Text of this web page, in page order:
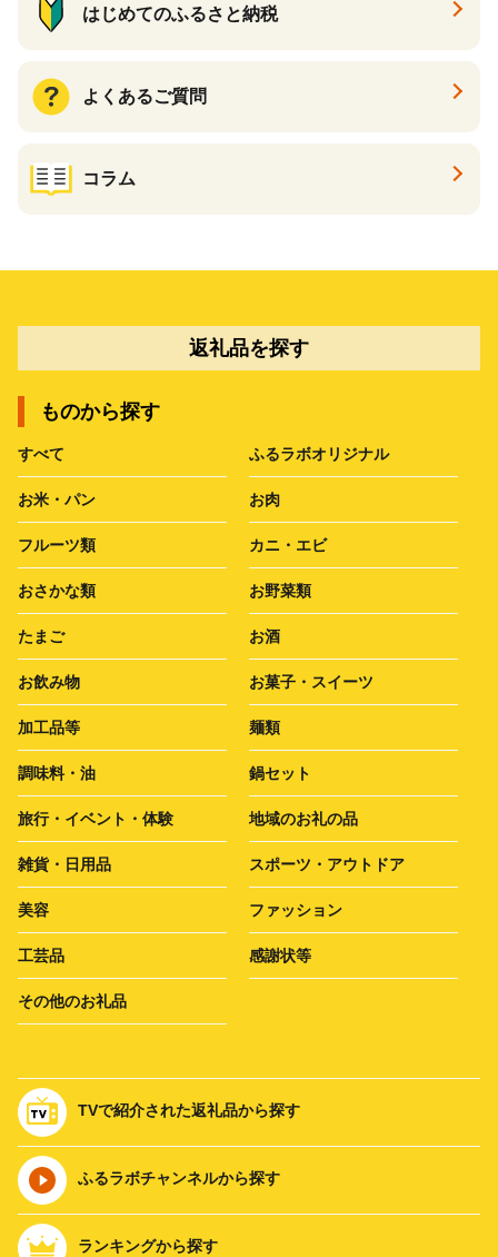
はじめてのふるさと納税
よくあるご質問
コラム
返礼品を探す
ものから探す
すべて ふるラボオリジナル
お米・パン お肉
フルーツ類 カニ・エビ
おさかな類 お野菜類
たまご お酒
お飲み物 お菓子・スイーツ
加工品等 麺類
調味料・油 鍋セット
旅行・イベント・体験 地域のお礼の品
雑貨・日用品 スポーツ・アウトドア
美容 ファッション
工芸品 感謝状等
その他のお礼品
TVで紹介された返礼品から探す
ふるラボチャンネルから探す
ランキングから探す